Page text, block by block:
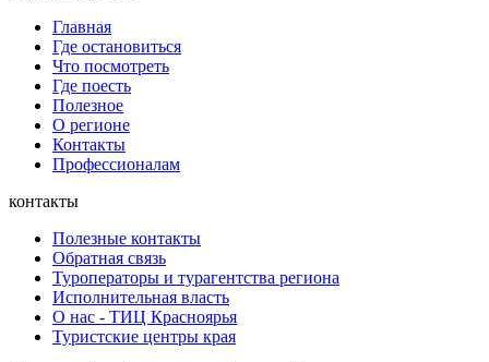
Главная
Где остановиться
Что посмотреть
Где поесть
Полезное
О регионе
Контакты
Профессионалам
контакты
Полезные контакты
Обратная связь
Туроператоры и турагентства региона
Исполнительная власть
О нас - ТИЦ Красноярья
Туристские центры края